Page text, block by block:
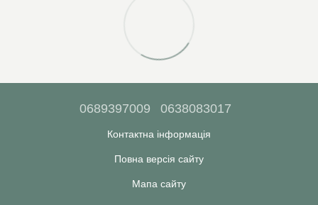
0689397009 0638083017
Контактна інформація
Повна версія сайту
Мапа сайту